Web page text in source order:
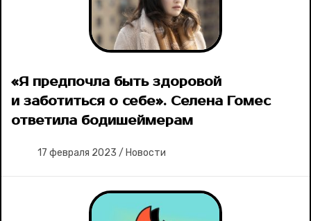
«Я предпочла быть здоровой
и заботиться о себе». Селена Гомес
ответила бодишеймерам
17 февраля 2023 / Новости